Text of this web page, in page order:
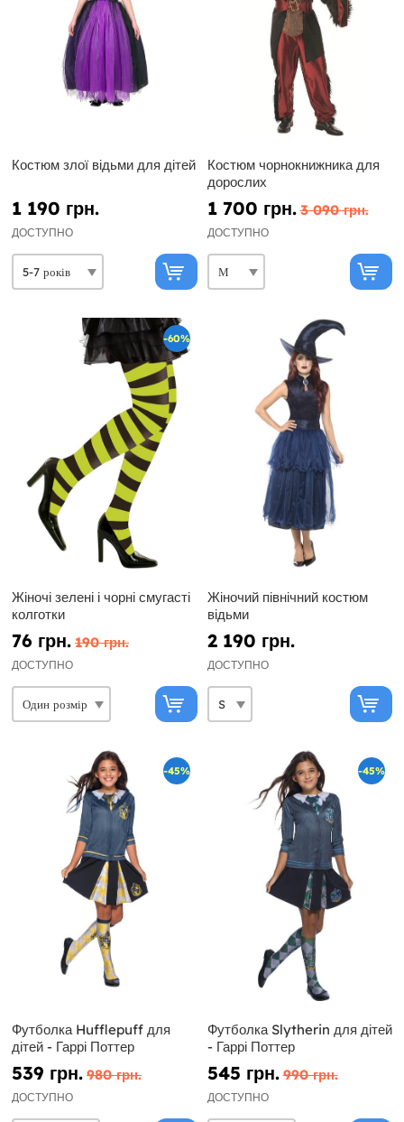
Костюм злої відьми для дітей
1 190 грн.
ДОСТУПНО
Костюм чорнокнижника для
дорослих
1 700 грн. 3 090 грн.
ДОСТУПНО
-60%
Жіночі зелені і чорні смугасті
колготки
76 грн. 190 грн.
ДОСТУПНО
Жіночий північний костюм
відьми
2 190 грн.
ДОСТУПНО
-45%
Футболка Hufflepuff для
дітей - Гаррі Поттер
539 грн. 980 грн.
ДОСТУПНО
-45%
Футболка Slytherin для дітей
- Гаррі Поттер
545 грн. 990 грн.
ДОСТУПНО